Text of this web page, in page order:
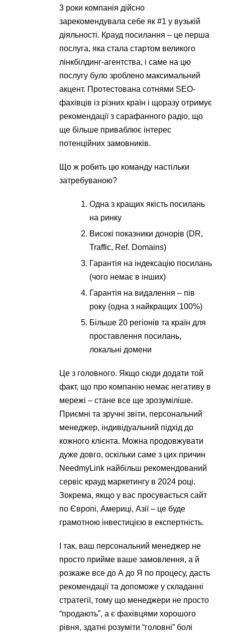
3 роки компанія дійсно
зарекомендувала себе як #1 у вузькій
діяльності. Крауд посилання – це перша
послуга, яка стала стартом великого
лінкбілдинг-агентства, і саме на цю
послугу було зроблено максимальний
акцент. Протестована сотнями SEO-
фахівців із різних країн і щоразу отримує
рекомендації з сарафанного радіо, що
ще більше приваблює інтерес
потенційних замовників.
Що ж робить цю команду настільки
затребуваною?
Одна з кращих якість посилань
на ринку
Високі показники донорів (DR,
Traffic, Ref. Domains)
Гарантія на індексацію посилань
(чого немає в інших)
Гарантія на видалення – пів
року (одна з найкращих 100%)
Більше 20 регіонів та країн для
проставлення посилань,
локальні домени
Це з головного. Якщо сюди додати той
факт, що про компанію немає негативу в
мережі – стане все ще зрозуміліше.
Приємні та зручні звіти, персональний
менеджер, індивідуальний підхід до
кожного клієнта. Можна продовжувати
дуже довго, оскільки саме з цих причин
NeedmyLink найбільш рекомендований
сервіс крауд маркетингу в 2024 році.
Зокрема, якщо у вас просувається сайт
по Європі, Америці, Азії – це буде
грамотною інвестицією в експертність.
І так, ваш персональний менеджер не
просто прийме ваше замовлення, а й
розкаже все до А до Я по процесу, дасть
рекомендації та допоможе у складанні
стратегії, тому що менеджери не просто
“продають”, а є фахівцями хорошого
рівня, здатні розуміти “головні” болі